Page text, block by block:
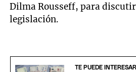
Dilma Rousseff, para
legislación.
TE PUEDE INTERESAR